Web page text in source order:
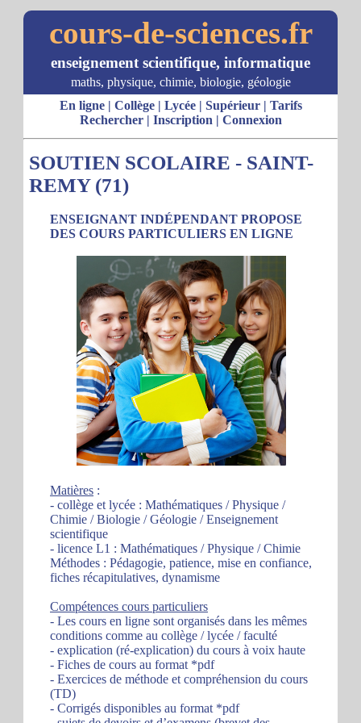
cours-de-sciences.fr
enseignement scientifique, informatique
maths, physique, chimie, biologie, géologie
En ligne| Collège| Lycée| Supérieur| Tarifs
Rechercher| Inscription | Connexion
SOUTIEN SCOLAIRE - SAINT-
REMY (71)
ENSEIGNANT INDÉPENDANT PROPOSE
DES COURS PARTICULIERS EN LIGNE
Matières :
- collège et lycée : Mathématiques / Physique /
Chimie / Biologie / Géologie / Enseignement
scientifique
- licence L1 : Mathématiques / Physique / Chimie
Méthodes : Pédagogie, patience, mise en confiance,
fiches récapitulatives, dynamisme
Compétences cours particuliers
- Les cours en ligne sont organisés dans les mêmes
conditions comme au collège / lycée / faculté
- explication (ré-explication) du cours à voix haute
- Fiches de cours au format *pdf
- Exercices de méthode et compréhension du cours
(TD)
- Corrigés disponibles au format *pdf